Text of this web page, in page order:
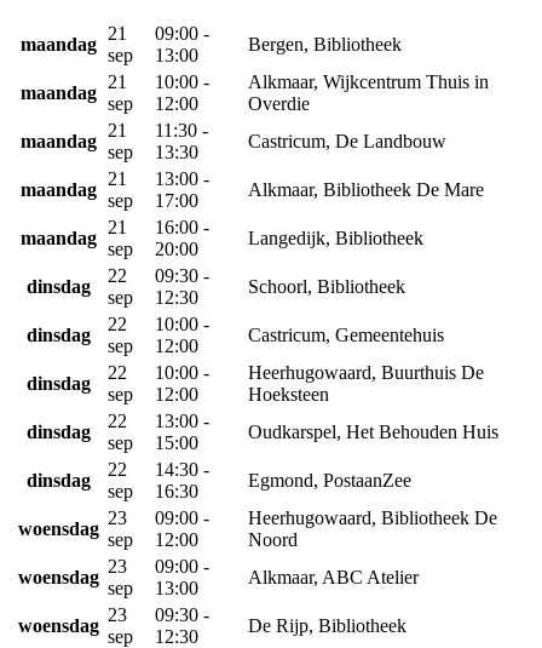
maandag
21
sep
09:00 -
13:00
Bergen, Bibliotheek
maandag
21
sep
10:00 -
12:00
Alkmaar, Wijkcentrum Thuis in
Overdie
maandag
21
sep
11:30 -
13:30
Castricum, De Landbouw
maandag
21
sep
13:00 -
17:00
Alkmaar, Bibliotheek De Mare
maandag
21
sep
16:00 -
20:00
Langedijk, Bibliotheek
dinsdag
22
sep
09:30 -
12:30
Schoorl, Bibliotheek
dinsdag
22
sep
10:00 -
12:00
Castricum, Gemeentehuis
dinsdag
22
sep
10:00 -
12:00
Heerhugowaard, Buurthuis De
Hoeksteen
dinsdag
22
sep
13:00 -
15:00
Oudkarspel, Het Behouden Huis
dinsdag
22
sep
14:30 -
16:30
Egmond, PostaanZee
woensdag
23
sep
09:00 -
12:00
Heerhugowaard, Bibliotheek De
Noord
woensdag
23
sep
09:00 -
13:00
Alkmaar, ABC Atelier
woensdag
23
sep
09:30 -
12:30
De Rijp, Bibliotheek